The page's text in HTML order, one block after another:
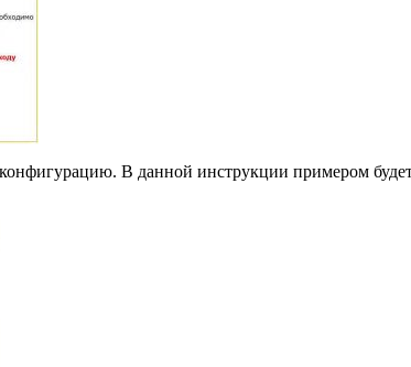
В данной инструкции примером